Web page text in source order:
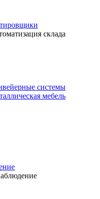
склада
системы
мебель